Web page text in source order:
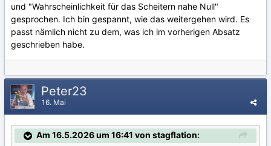
und "Wahrscheinlichkeit für das Scheitern nahe Null"
gesprochen. Ich bin gespannt, wie das weitergehen wird. Es
passt nämlich nicht zu dem, was ich im vorherigen Absatz
geschrieben habe.
Peter23
16. Mai
Am 16.5.2026 um 16:41 von stagflation: